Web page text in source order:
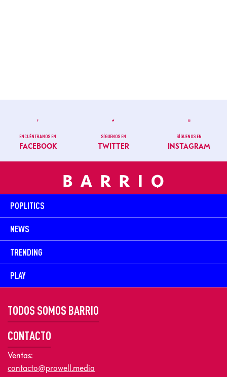
ENCUÉNTRANOS EN
FACEBOOK
SÍGUENOS EN
TWITTER
SÍGUENOS EN
INSTAGRAM
POPLITICS
NEWS
TRENDING
PLAY
TODOS SOMOS BARRIO
CONTACTO
Ventas:
contacto@prowell.media